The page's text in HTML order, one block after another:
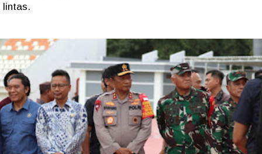
lintas.